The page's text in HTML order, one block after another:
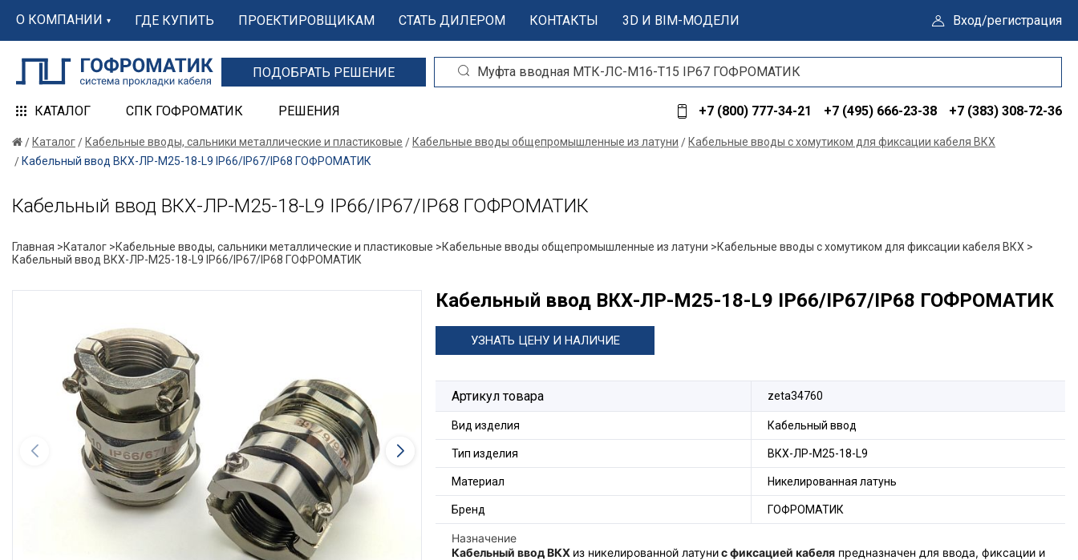
О КОМПАНИИ ГДЕ КУПИТЬ ПРОЕКТИРОВЩИКАМ СТАТЬ ДИЛЕРОМ КОНТАКТЫ 3D И BIM-МОДЕЛИ Вход/регистрация
ПОДОБРАТЬ РЕШЕНИЕ
КАТАЛОГ СПК ГОФРОМАТИК РЕШЕНИЯ +7 (800) 777-34-21 +7 (495) 666-23-38 +7 (383) 308-72-36
Каталог Кабельные вводы, сальники металлические и пластиковые Кабельные вводы общепромышленные из латуни
Кабельные вводы с хомутиком для фиксации кабеля ВКХ
Кабельный ввод ВКХ-ЛР-М25-18-L9 IP66/IP67/IP68 ГОФРОМАТИК
Кабельный ввод ВКХ-ЛР-М25-18-L9 IP66/IP67/IP68 ГОФРОМАТИК
Главная >Каталог >Кабельные вводы, сальники металлические и пластиковые >Кабельные вводы общепромышленные из латуни >Кабельные вводы с хомутиком для фиксации кабеля ВКХ >
Кабельный ввод ВКХ-ЛР-М25-18-L9 IP66/IP67/IP68 ГОФРОМАТИК
Кабельный ввод ВКХ-ЛР-М25-18-L9 IP66/IP67/IP68 ГОФРОМАТИК
УЗНАТЬ ЦЕНУ И НАЛИЧИЕ
Артикул товара zeta34760
Вид изделия Кабельный ввод
Тип изделия ВКХ-ЛР-М25-18-L9
Материал Никелированная латунь
Бренд ГОФРОМАТИК
Назначение
Кабельный ввод ВКХ из никелированной латунис фиксацией кабеля предназначен для ввода, фиксации и